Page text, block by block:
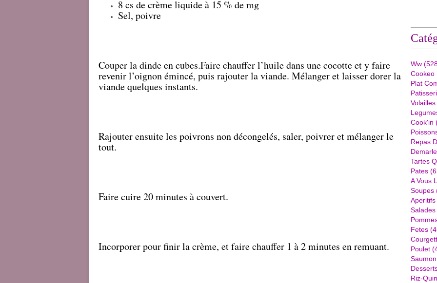
8 cs de crème liquide à 15 % de mg
Sel, poivre
Couper la dinde en cubes.Faire chauffer l’huile dans une cocotte et y faire
revenir l’oignon émincé, puis rajouter la viande. Mélanger et laisser dorer la
viande quelques instants.
Rajouter ensuite les poivrons non décongelés, saler, poivrer et mélanger le
tout.
Faire cuire 20 minutes à couvert.
Incorporer pour finir la crème, et faire chauffer 1 à 2 minutes en remuant.
Ww
Cookeo
Plat
Volailles
Cook'in
Repas
Demarle
Tartes
Pates
A Vous
Soupes
Aperitifs
Salades
Fetes
Poulet
Saumon
Riz-